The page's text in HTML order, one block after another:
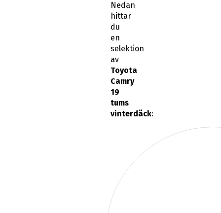
Nedan
hittar
du
en
selektion
av
Toyota
Camry
19
tums
vinterdäck: